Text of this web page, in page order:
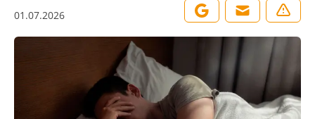
01.07.2026